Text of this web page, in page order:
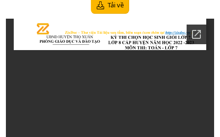
d
a
t
Tải về